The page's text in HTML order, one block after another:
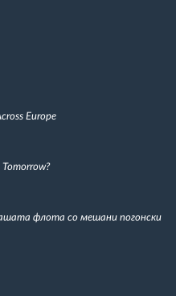
Europe
флота со мешани погонски